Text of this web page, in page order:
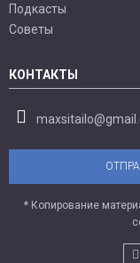
Подкасты
Советы
КОНТАКТЫ
* Копирование